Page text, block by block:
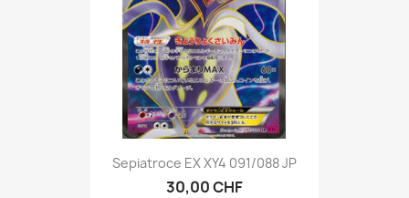
Sepiatroce EX XY4 091/088 JP
30,00 CHF